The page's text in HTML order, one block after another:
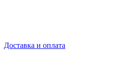
Доставка и оплата